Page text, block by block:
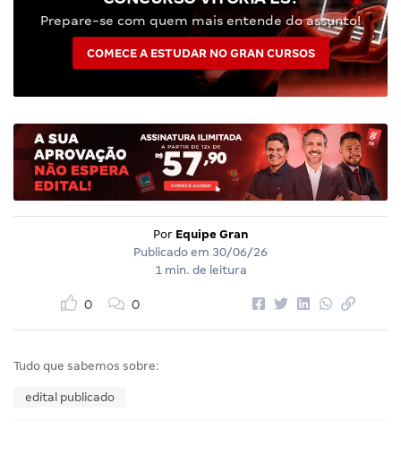
Prepare-se com quem mais entende do assunto!
COMECE A ESTUDAR NO GRAN CURSOS
Por Equipe Gran
Publicado em 30/06/26
1 min. de leitura
0 0
Tudo que sabemos sobre:
edital publicado